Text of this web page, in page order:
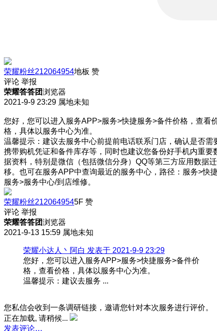
荣耀粉丝212064954地板 赞
评论 举报
荣耀答答团浏览器
2021-9-9 23:29 属地未知
您好，您可以进入服务APP>服务>快捷服务>备件价格，查看
格，具体以服务中心为准。
温馨提示：建议去服务中心前提前电话联系门店，确认是否需
携带购机凭证和备件库存等，同时也建议您备份好手机内重要
据资料，特别是微信（包括微信分身）QQ等第三方应用数据迁
移。也可在服务APP中查询最近的服务中心，路径：服务>快
服务>服务中心/到店维修。
荣耀粉丝2120649545F 赞
评论 举报
荣耀答答团浏览器
2021-9-13 15:59 属地未知
荣耀小达人丶阿白 发表于 2021-9-9 23:29
您好，您可以进入服务APP>服务>快捷服务>备件价
格，查看价格，具体以服务中心为准。
温馨提示：建议去服务 ...
您私信会收到一条调研链接，邀请您针对本次服务进行评价。
正在加载, 请稍候...
发表评论…